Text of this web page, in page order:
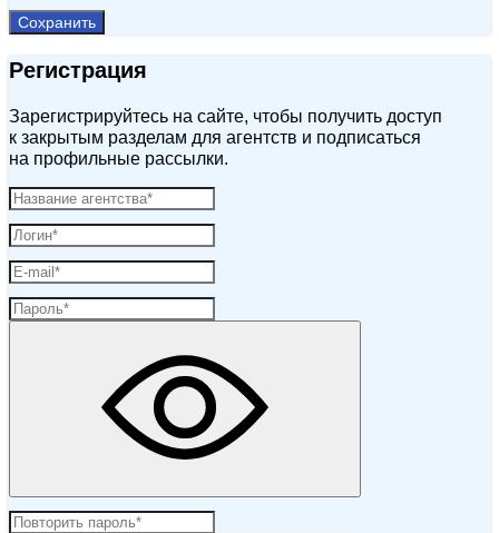
Сохранить
Регистрация
Зарегистрируйтесь на сайте, чтобы получить доступ
к закрытым разделам для агентств и подписаться
на профильные рассылки.